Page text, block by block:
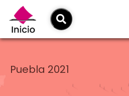
Puebla 2021